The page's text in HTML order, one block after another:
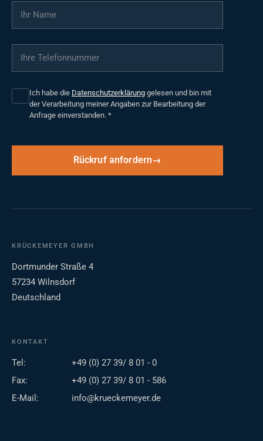
Ihr Name
Ihre Telefonnummer
Ich habe die Datenschutzerklärung gelesen und bin mit
der Verarbeitung meiner Angaben zur Bearbeitung der
Anfrage einverstanden. *
Rückruf anfordern
KRÜCKEMEYER GMBH
Dortmunder Straße 4
57234 Wilnsdorf
Deutschland
KONTAKT
Tel:
+49 (0) 27 39/ 8 01 - 0
Fax:
+49 (0) 27 39/ 8 01 - 586
E-Mail:
info@krueckemeyer.de